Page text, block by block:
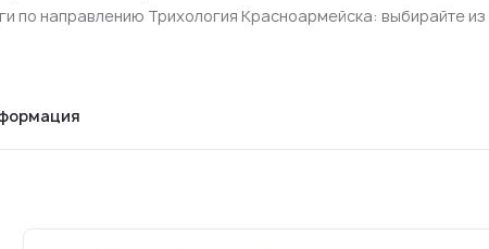
по направлению Трихология Красноармейска: выбирайте